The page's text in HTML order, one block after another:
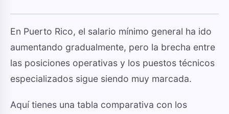
En Puerto Rico, el salario mínimo general ha ido
aumentando gradualmente, pero la brecha entre
las posiciones operativas y los puestos técnicos
especializados sigue siendo muy marcada.
Aquí tienes una tabla comparativa con los